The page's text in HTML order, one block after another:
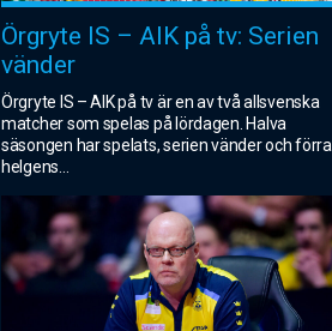
Örgryte IS – AIK på tv: Serien
vänder
Örgryte IS – AIK på tv är en av två allsvenska
matcher som spelas på lördagen. Halva
säsongen har spelats, serien vänder och förra
helgens